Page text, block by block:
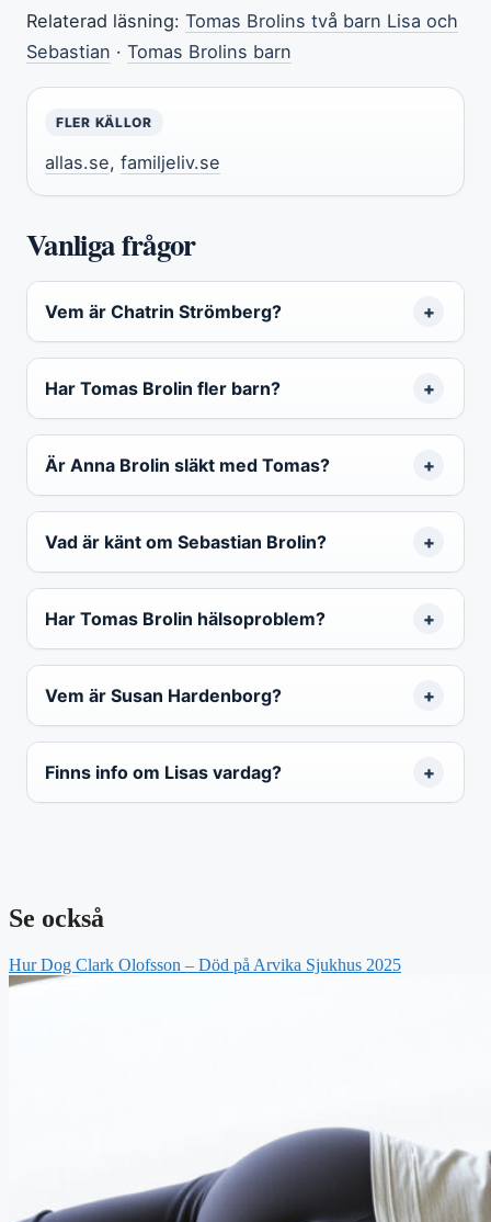
Relaterad läsning: Tomas Brolins två barn Lisa och
Sebastian · Tomas Brolins barn
FLER KÄLLOR
allas.se, familjeliv.se
Vanliga frågor
Vem är Chatrin Strömberg?
Har Tomas Brolin fler barn?
Är Anna Brolin släkt med Tomas?
Vad är känt om Sebastian Brolin?
Har Tomas Brolin hälsoproblem?
Vem är Susan Hardenborg?
Finns info om Lisas vardag?
Se också
Hur Dog Clark Olofsson – Död på Arvika Sjukhus 2025